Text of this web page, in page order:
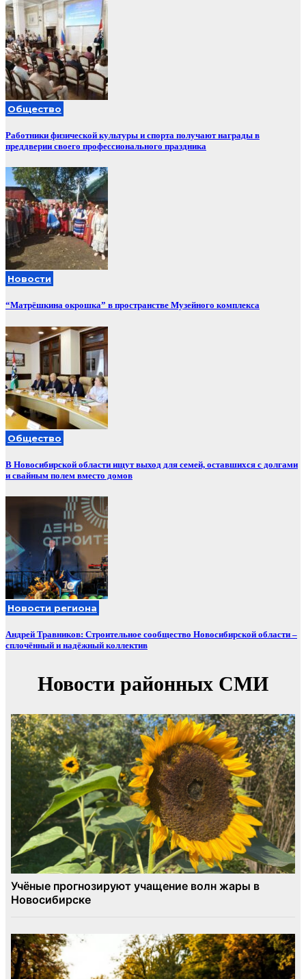
Общество
Работники физической культуры и спорта получают награды в
преддверии своего профессионального праздника
Новости
“Матрёшкина окрошка” в пространстве Музейного комплекса
Общество
В Новосибирской области ищут выход для семей, оставшихся с долгами
и свайным полем вместо домов
Новости региона
Андрей Травников: Строительное сообщество Новосибирской области –
сплочённый и надёжный коллектив